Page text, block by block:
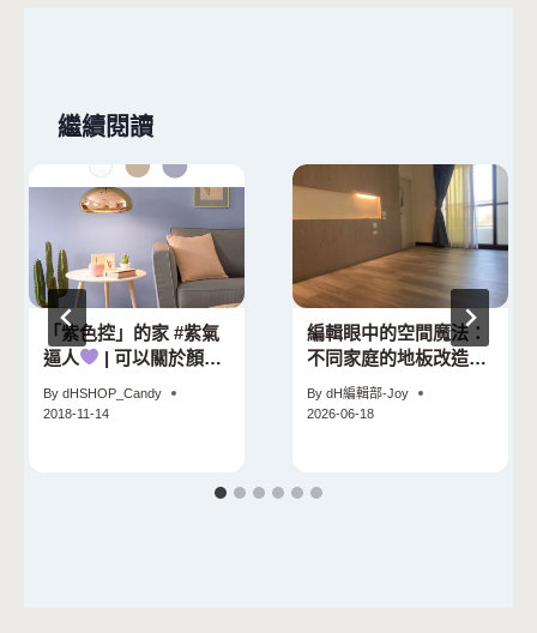
繼續閱讀
「紫色控」的家 #紫氣
逼人
| 可以關於顏色
By dHSHOP_Candy
2018-11-14
編輯眼中的空間魔法：
不同家庭的地板改造故
By dH編輯部-Joy
2026-06-18